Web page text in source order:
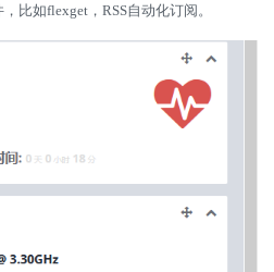
比如flexget，RSS自动化订阅。